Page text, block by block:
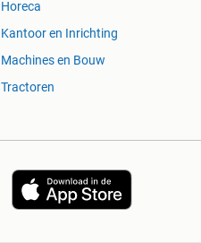
Horeca
Kantoor en Inrichting
Machines en Bouw
Tractoren